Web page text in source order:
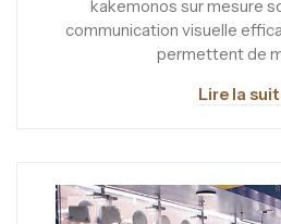
kakemonos sur mesure
communication visuelle
permettent de
Lire la